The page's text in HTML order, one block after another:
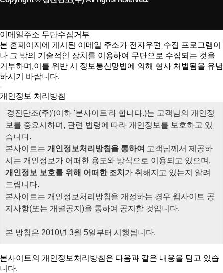
이메일주소 무단수집거부
본 홈페이지에 게시된 이메일 주소가 전자우편 수집 프로그램이
나 그 밖의 기술적인 장치를 이용하여 무단으로 수집되는 것을
거부하며,이를 위반 시 정보통신망법에 의해 형사 처벌됨을 유념
하시기 바랍니다.
개인정보 처리방침
'경진단조(주)'(이하 '본사이트'라 합니다.)는 고객님의 개인정
보를 중요시하며, 관련 법령에 따라 개인정보를 보호하고 있
습니다.
본사이트는 개인정보처리방침을 통하여 고객님께서 제공하
시는 개인정보가 어떠한 용도와 방식으로 이용되고 있으며,
개인정보 보호를 위해 어떠한 조치 가 취해지고 있는지 알려
드립니다.
본사이트는 개인정보처리방침을 개정하는 경우 웹사이트 공
지사항(또는 개별공지)을 통하여 공지할 것입니다.
본 방침은 2010년 3월 5일부터 시행됩니다.
본사이트의 개인정보처리방침은 다음과 같은 내용을 담고 있습
니다.